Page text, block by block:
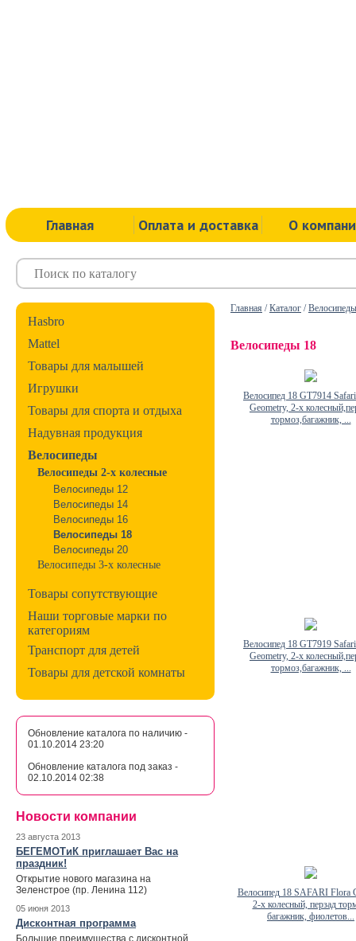
Главная Оплата и доставка О
Hasbro
Mattel
Товары для малышей
Игрушки
Товары для спорта и отдыха
Надувная продукция
Велосипеды
Велосипеды 2-х колесные
Велосипеды 12
Велосипеды 14
Велосипеды 16
Велосипеды 18
Велосипеды 20
Велосипеды 3-х колесные
Товары сопутствующие
Наши торговые марки по
категориям
Транспорт для детей
Товары для детской комнаты
Обновление каталога по наличию -
01.10.2014 23:20
Обновление каталога под заказ -
02.10.2014 02:38
Новости компании
23 августа 2013
БЕГЕМОТиК приглашает Вас на
праздник!
Открытие нового магазина на
Зеленстрое (пр. Ленина 112)
05 июня 2013
Дисконтная программа
Большие преимущества с дисконтной
Главная /Каталог /Велосипеды
Велосипеды 18
Велосипед 18 GT7914
Geometry, 2-х
тормоз,багажник, ...
Велосипед 18 GT7919
Geometry, 2-х
тормоз,багажник, ...
Велосипед 18 SAFARI Flora
2-х колесный, перзад
багажник, фиолетов...